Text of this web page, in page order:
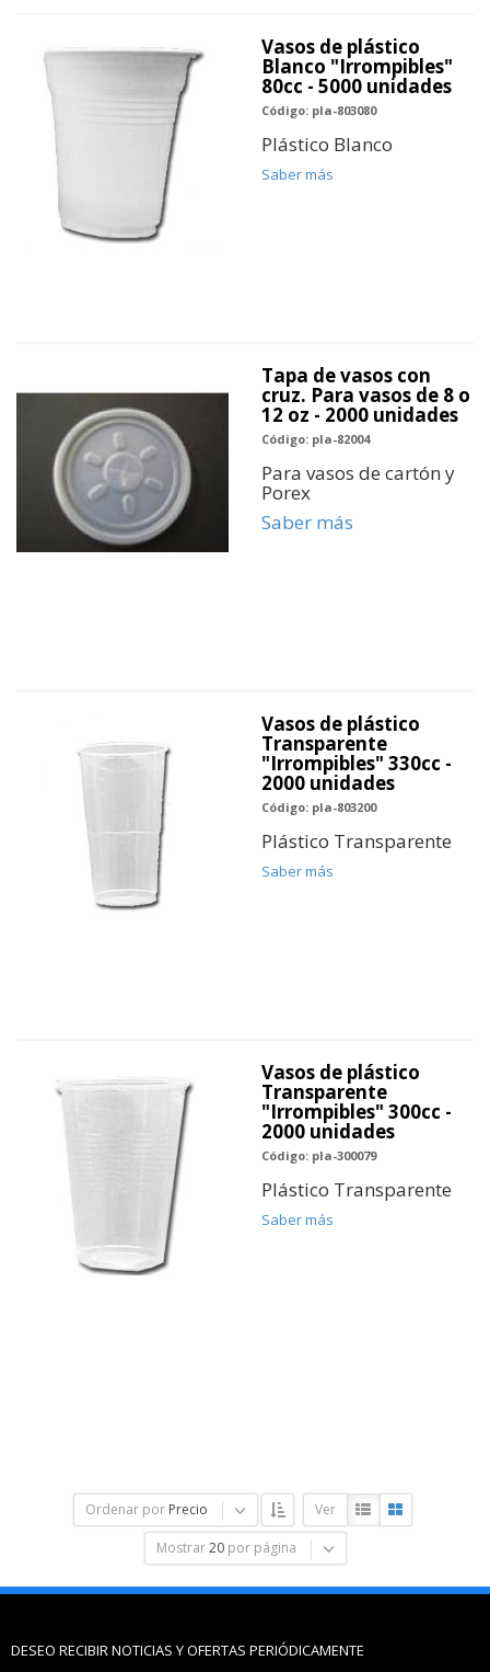
Vasos de plástico
Blanco "Irrompibles"
80cc - 5000 unidades
Código: pla-803080
Plástico Blanco
Saber más
Tapa de vasos con
cruz. Para vasos de 8 o
12 oz - 2000 unidades
Código: pla-82004
Para vasos de cartón y
Porex
Saber más
Vasos de plástico
Transparente
"Irrompibles" 330cc -
2000 unidades
Código: pla-803200
Plástico Transparente
Saber más
Vasos de plástico
Transparente
"Irrompibles" 300cc -
2000 unidades
Código: pla-300079
Plástico Transparente
Saber más
Ordenar por Precio Ver
Mostrar 20 por página
DESEO RECIBIR NOTICIAS Y OFERTAS PERIÓDICAMENTE